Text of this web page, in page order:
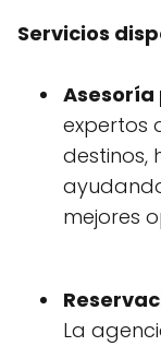
Servicios
expertos
destinos,
mejores
La